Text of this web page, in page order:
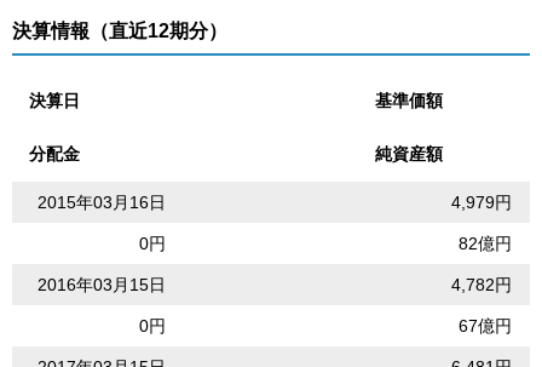
決算情報（直近12期分）
決算日 基準価額
分配金 純資産額
2015年03月16日 4,979円
0円 82億円
2016年03月15日 4,782円
0円 67億円